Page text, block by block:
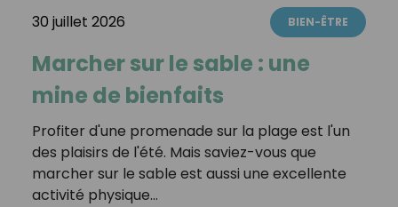
30 juillet 2026 BIEN-ÊTRE
Marcher sur le sable : une
mine de bienfaits
Profiter d'une promenade sur la plage est l'un
des plaisirs de l'été. Mais saviez-vous que
marcher sur le sable est aussi une excellente
activité physique…